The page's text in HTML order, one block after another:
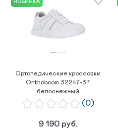
НОВИНКА
Ортопедические кроссовки
Orthoboom 32247-37
белоснежный
(0)
9 190 руб.